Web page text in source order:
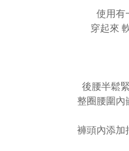
使用有
穿起來
後腰半鬆
整圈腰圍內
褲頭內添加